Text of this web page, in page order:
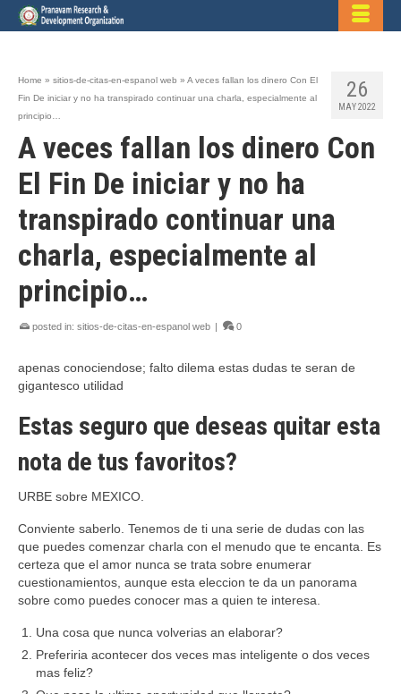
26
MAY 2022
Home » sitios-de-citas-en-espanol web » A veces fallan los dinero Con El
Fin De iniciar y no ha transpirado continuar una charla, especialmente al
principio…
A veces fallan los dinero Con
El Fin De iniciar y no ha
transpirado continuar una
charla, especialmente al
principio…
posted in: sitios-de-citas-en-espanol web | 0
apenas conociendose; falto dilema estas dudas te seran de
gigantesco utilidad
Estas seguro que deseas quitar esta
nota de tus favoritos?
URBE sobre MEXICO.
Conviente saberlo. Tenemos de ti una serie de dudas con las
que puedes comenzar charla con el menudo que te encanta. Es
certeza que el amor nunca se trata sobre enumerar
cuestionamientos, aunque esta eleccion te da un panorama
sobre como puedes conocer mas a quien te interesa.
Una cosa que nunca volverias an elaborar?
Preferiria acontecer dos veces mas inteligente o dos veces
mas feliz?